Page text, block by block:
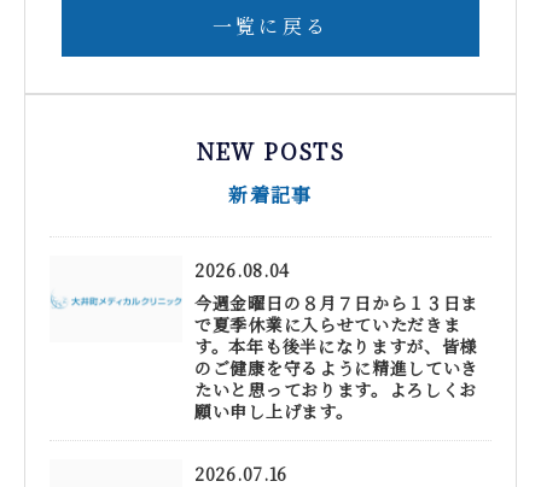
一覧に戻る
NEW POSTS
新着記事
2026.08.04
今週金曜日の８月７日から１３日ま
で夏季休業に入らせていただきま
す。本年も後半になりますが、皆様
のご健康を守るように精進していき
たいと思っております。よろしくお
願い申し上げます。
2026.07.16